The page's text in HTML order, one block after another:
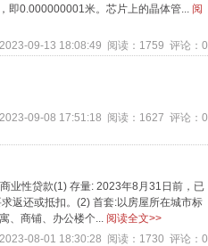
即0.000000001米。芯片上的晶体管... 阅
2023-09-13 18:08:49 阅读：1759 评论：0
2023-09-08 17:51:18 阅读：1627 评论：0
业性贷款(1) 存量: 2023年8月31日前，已
返还或抵扣。(2) 首套:以房屋所在城市标
、商铺、办公楼个... 阅读全文>>
2023-08-01 18:30:28 阅读：1730 评论：0